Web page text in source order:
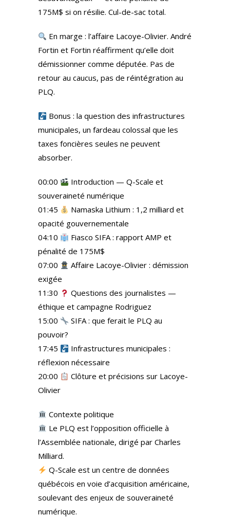
175M$ si on résilie. Cul-de-sac total.
En marge : l’affaire Lacoye-Olivier. André
Fortin et Fortin réaffirment qu’elle doit
démissionner comme députée. Pas de
retour au caucus, pas de réintégration au
PLQ.
Bonus : la question des infrastructures
municipales, un fardeau colossal que les
taxes foncières seules ne peuvent
absorber.
00:00
Introduction — Q-Scale et
souveraineté numérique
01:45
Namaska Lithium : 1,2 milliard et
opacité gouvernementale
04:10
Fiasco SIFA : rapport AMP et
pénalité de 175M$
07:00
Affaire Lacoye-Olivier : démission
exigée
11:30
Questions des journalistes —
éthique et campagne Rodriguez
15:00
SIFA : que ferait le PLQ au
pouvoir?
17:45
Infrastructures municipales :
réflexion nécessaire
20:00
Clôture et précisions sur Lacoye-
Olivier
Contexte politique
Le PLQ est l’opposition officielle à
l’Assemblée nationale, dirigé par Charles
Milliard.
Q-Scale est un centre de données
québécois en voie d’acquisition américaine,
soulevant des enjeux de souveraineté
numérique.